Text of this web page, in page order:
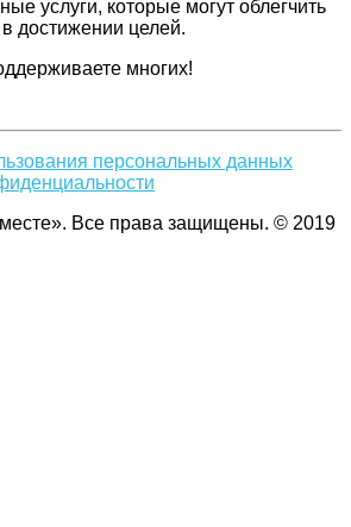
услуги, которые могут облегчить
достижении целей.
многих!
персональных данных
Все права защищены. © 2019